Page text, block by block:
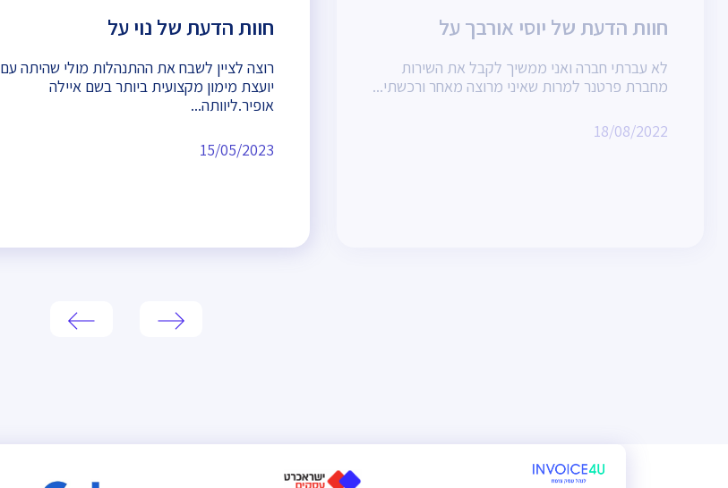
חוות הדעת של יוסי אורבך על
לא עברתי חברה ואני ממשיך לקבל את השירות
מחברת פרטנר למרות שאיני מרוצה מאחר ורכשתי...
18/08/2022
חוות הדעת של נוי על
רוצה לציין לשבח את ההתנהלות מולי שהיתה עם
יועצת מימון מקצועית ביותר בשם איילה
אופיר.ליוותה...
15/05/2023